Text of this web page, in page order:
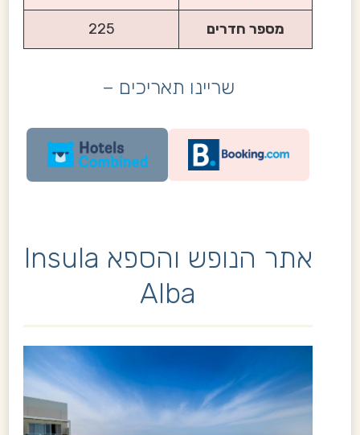
מספר חדרים 225
שריינו תאריכים –
אתר הנופש והספא Insula
Alba